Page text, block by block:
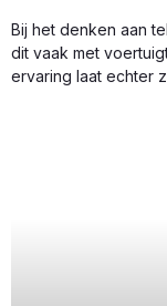
Bij het denken aan
dit vaak met
ervaring laat echter